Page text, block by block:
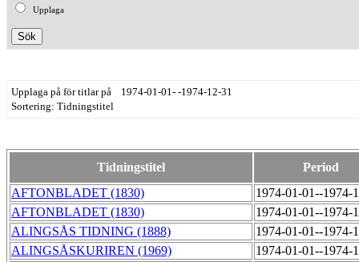
Upplaga
Upplaga på för titlar på 1974-01-01- -1974-12-31
Sortering: Tidningstitel
Tidningstitel
Period
AFTONBLADET (1830)
1974-01-01--1974-
AFTONBLADET (1830)
1974-01-01--1974-
ALINGSÅS TIDNING (1888)
1974-01-01--1974-
ALINGSÅSKURIREN (1969)
1974-01-01--1974-